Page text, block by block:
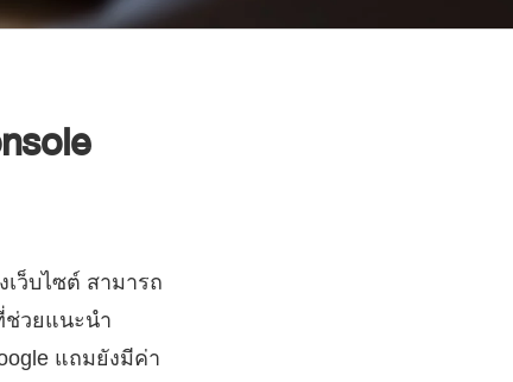
เว็บไซต์ สามารถ
ช่วยแนะนำ
แถมยังมีค่า